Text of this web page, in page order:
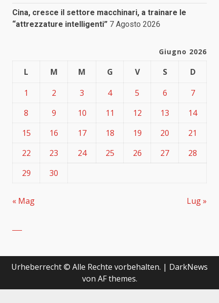
Cina, cresce il settore macchinari, a trainare le
“attrezzature intelligenti” 7 Agosto 2026
Giugno 2026
L M M G V S
D
1
2 3 4 5 6
7
8
9 10 11 12 13
14
15
16 17 18 19 20
21
22
23 24 25 26 27
28
29
30
« Mag Lug »
Urheberrecht © Alle Rechte vorbehalten. | DarkNews
von AF themes.